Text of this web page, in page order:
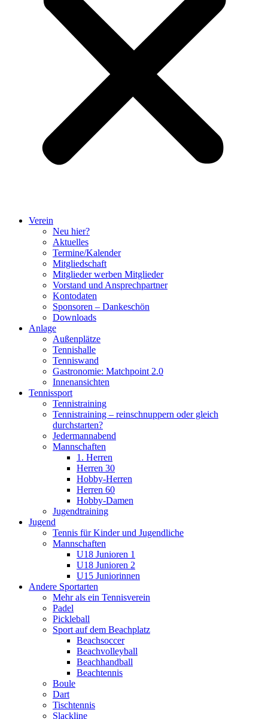
Verein
Neu hier?
Aktuelles
Termine/Kalender
Mitgliedschaft
Mitglieder werben Mitglieder
Vorstand und Ansprechpartner
Kontodaten
Sponsoren – Dankeschön
Downloads
Anlage
Außenplätze
Tennishalle
Tenniswand
Gastronomie: Matchpoint 2.0
Innenansichten
Tennissport
Tennistraining
Tennistraining – reinschnuppern oder gleich
durchstarten?
Jedermannabend
Mannschaften
1. Herren
Herren 30
Hobby-Herren
Herren 60
Hobby-Damen
Jugendtraining
Jugend
Tennis für Kinder und Jugendliche
Mannschaften
U18 Junioren 1
U18 Junioren 2
U15 Juniorinnen
Andere Sportarten
Mehr als ein Tennisverein
Padel
Pickleball
Sport auf dem Beachplatz
Beachsoccer
Beachvolleyball
Beachhandball
Beachtennis
Boule
Dart
Tischtennis
Slackline